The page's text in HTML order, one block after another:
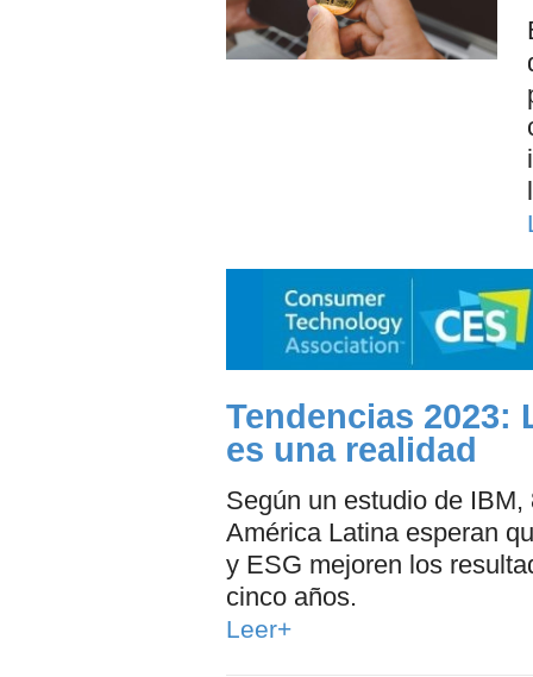
Tendencias
es una realidad
Según un estudio de
América Latina esperan
y ESG mejoren los
cinco años.
Leer+